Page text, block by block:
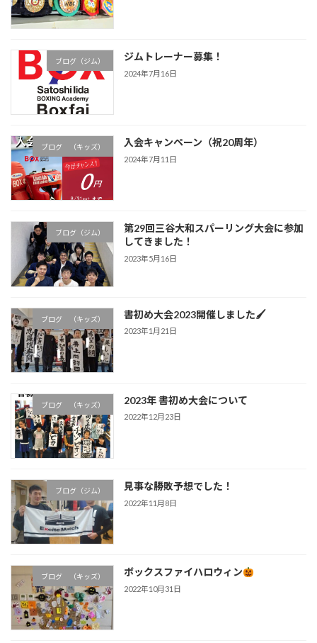
ブログ（ジム） ジムトレーナー募集！
2024年7月16日
ブログ （キッズ） 入会キャンペーン（祝20周年）
2024年7月11日
ブログ（ジム）
第29回三谷大和スパーリング大会に参加
してきました！
2023年5月16日
ブログ （キッズ） 書初め大会2023開催しました🖌
2023年1月21日
ブログ （キッズ） 2023年 書初め大会について
2022年12月23日
ブログ（ジム） 見事な勝敗予想でした！
2022年11月8日
ブログ （キッズ） ボックスファイハロウィン
2022年10月31日